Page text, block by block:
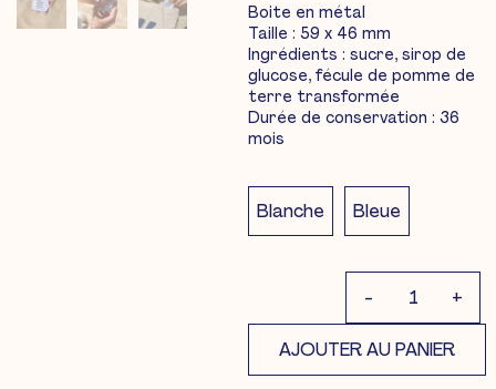
Boite en métal
Taille : 59 x 46 mm
Ingrédients : sucre, sirop de
glucose, fécule de pomme de
terre transformée
Durée de conservation : 36
mois
Blanche Bleue
- +
AJOUTER AU PANIER